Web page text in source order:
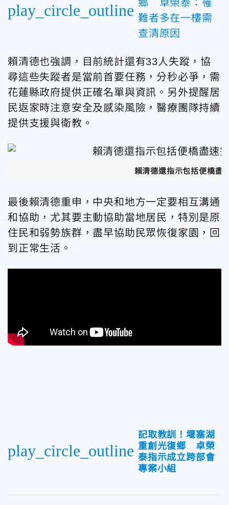
play_circle_outline 鄉 卓榮泰：罹
難者多在一樓需
查清原因
賴清德也強調，目前統計還有33人失蹤，協
尋這些失蹤者是當前首要任務，分秒必爭，需
花蓮縣政府提供正確名單與資訊。另外提醒居
民返家時注意安全及感染風險，醫療團隊持續
提供支援與衛教。
賴清德還指示包括便橋盡
最後賴清德重申，中央和地方一定要相互溝通
和協助，尤其要主動協助當地居民，特別是原
住民和弱勢族群，盡早協助民眾恢復家園，回
到正常生活。
play_circle_outline
記取教訓！堰塞湖
重創光復鄉 卓榮
泰指示成立跨部會
專案小組